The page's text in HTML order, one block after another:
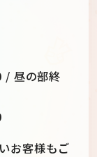
/ 昼の部終
お客様もご